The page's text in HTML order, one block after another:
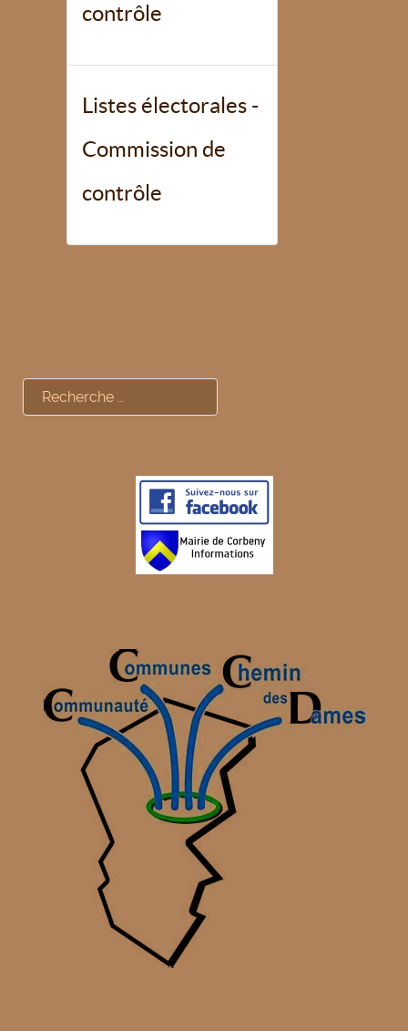
contrôle
Listes électorales -
Commission de
contrôle
Rechercher